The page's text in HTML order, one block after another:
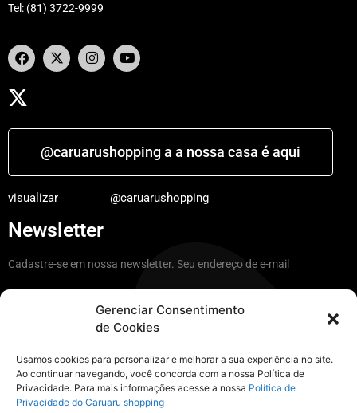
Gerenciar Consentimento
de Cookies
Usamos cookies para personalizar e melhorar a sua experiência no site.
Ao continuar navegando, você concorda com a nossa Política de
Privacidade. Para mais informações acesse a nossa Política de
Privacidade do Caruaru shopping
Tel: (81) 3722-9999
@caruarushopping a a nossa casa é aqui
visualizar @caruarushopping
Newsletter
Cadastre-se em nossa newsletter. Seu endereço de e-mail
Ficar por dentro
Instagram